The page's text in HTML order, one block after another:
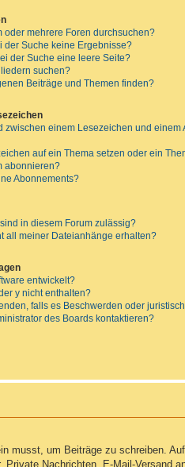
oder mehrere Foren durchsuchen?
der Suche keine Ergebnisse?
der Suche eine leere Seite?
suchen?
Beiträge und Themen finden?
zwischen einem Lesezeichen und
auf ein Thema setzen oder ein
abonnieren?
Abonnements?
in diesem Forum zulässig?
all meiner Dateianhänge erhalten?
entwickelt?
y nicht enthalten?
falls es Beschwerden oder
des Boards kontaktieren?
musst, um Beiträge zu schreiben.
Nachrichten, E-Mail-Versand